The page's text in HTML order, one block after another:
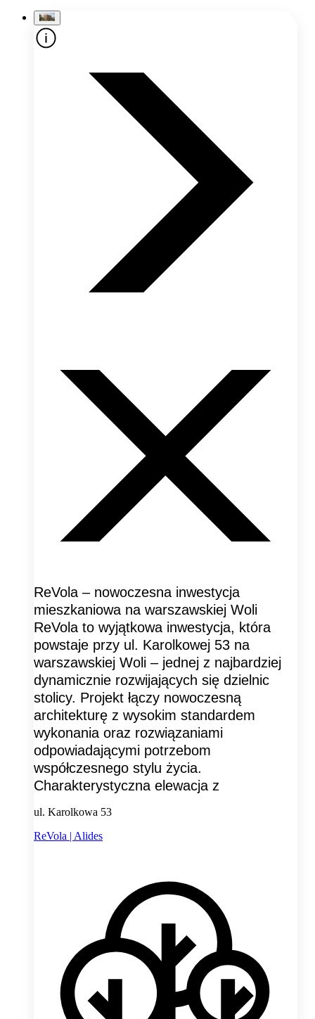
ReVola – nowoczesna inwestycja
mieszkaniowa na warszawskiej Woli
ReVola to wyjątkowa inwestycja, która
powstaje przy ul. Karolkowej 53 na
warszawskiej Woli – jednej z najbardziej
dynamicznie rozwijających się dzielnic
stolicy. Projekt łączy nowoczesną
architekturę z wysokim standardem
wykonania oraz rozwiązaniami
odpowiadającymi potrzebom
współczesnego stylu życia.
Charakterystyczna elewacja z
ul. Karolkowa 53
ReVola | Alides